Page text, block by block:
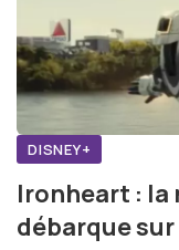
DISNEY+
Ironheart : la
débarque